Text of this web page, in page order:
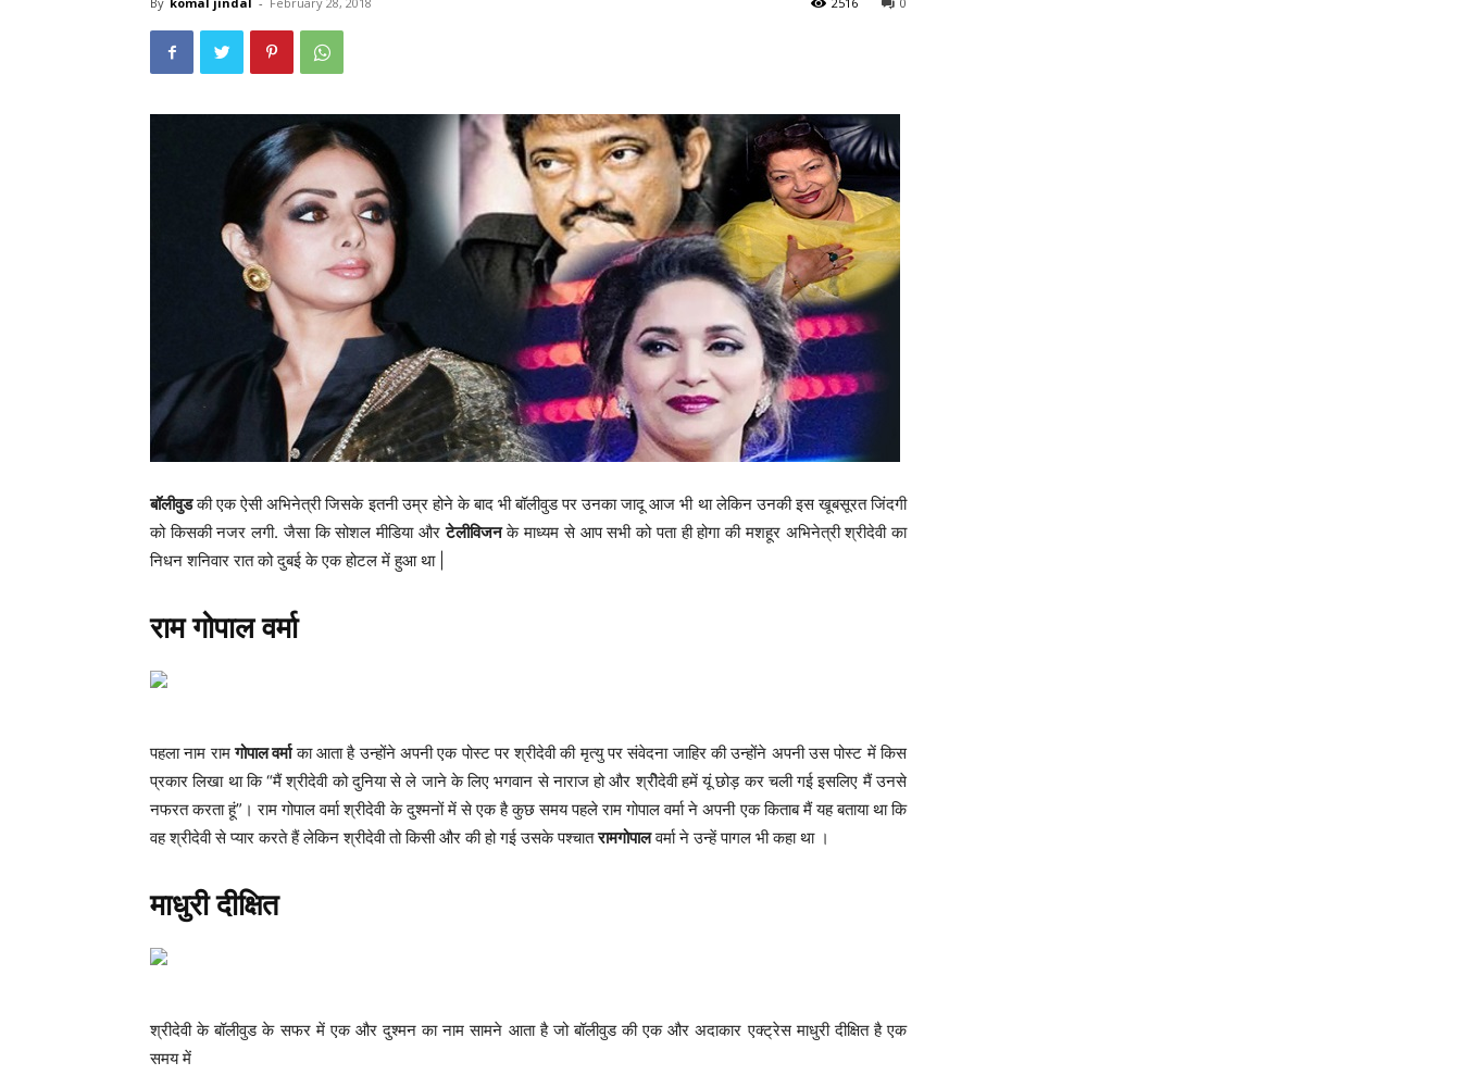
बॉलीवुडकी एक ऐसी अभिनेत्री जिसके इतनी उम्र होने के बाद भी बॉलीवुड पर उनका जादू आज भी था लेकिन उनकी इस खूबसूरत जिंदगी
को किसकी नजर लगी. जैसा कि सोशल मीडिया औरटेलीविजनके माध्यम से आप सभी को पता ही होगा की मशहूर अभिनेत्री श्रीदेवी का
निधन शनिवार रात को दुबई के एक होटल में हुआ था |
राम गोपाल वर्मा
पहला नाम रामगोपाल वर्माका आता है उन्होंने अपनी एक पोस्ट पर श्रीदेवी की मृत्यु पर संवेदना जाहिर की उन्होंने अपनी उस पोस्ट में किस
प्रकार लिखा था कि “मैं श्रीदेवी को दुनिया से ले जाने के लिए भगवान से नाराज हो और श्रीेदेवी हमें यूं छोड़ कर चली गई इसलिए मैं उनसे
नफरत करता हूं”। राम गोपाल वर्मा श्रीदेवी के दुश्मनों में से एक है कुछ समय पहले राम गोपाल वर्मा ने अपनी एक किताब मैं यह बताया था कि
वह श्रीदेवी से प्यार करते हैं लेकिन श्रीदेवी तो किसी और की हो गई उसके पश्चातरामगोपालवर्मा ने उन्हें पागल भी कहा था ।
माधुरी दीक्षित
श्रीदेवी के बॉलीवुड के सफर में एक और दुश्मन का नाम सामने आता है जो बॉलीवुड की एक और अदाकार एक्ट्रेस माधुरी दीक्षित है एक
समय में